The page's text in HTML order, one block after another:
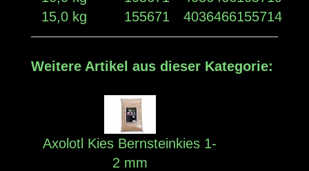
15,0 kg
155671 4036466155714
Weitere Artikel aus dieser Kategorie:
Axolotl Kies Bernsteinkies 1-
2 mm